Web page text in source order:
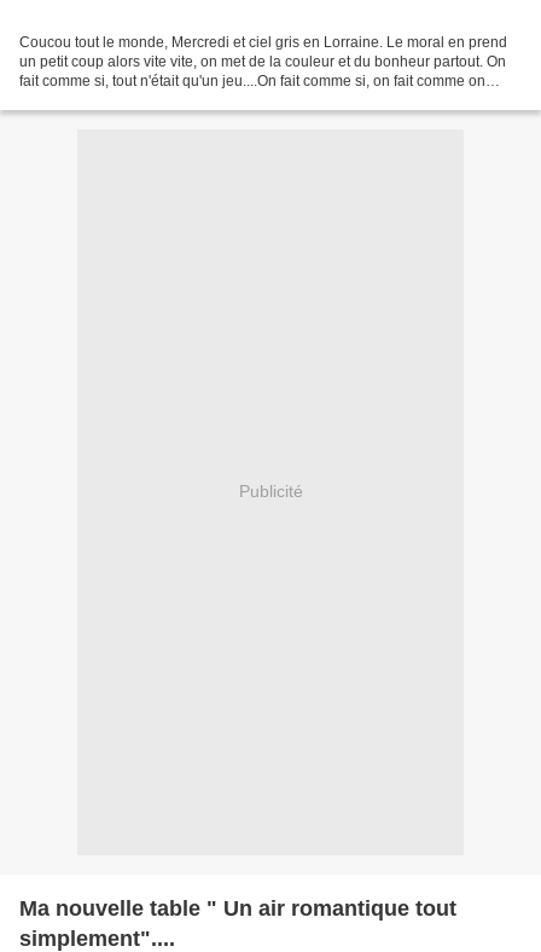
Coucou tout le monde, Mercredi et ciel gris en Lorraine. Le moral en prend
un petit coup alors vite vite, on met de la couleur et du bonheur partout. On
fait comme si, tout n'était qu'un jeu....On fait comme si, on fait comme on
Publicité
Ma nouvelle table " Un air romantique tout
simplement"....